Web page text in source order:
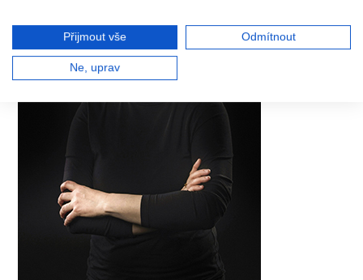
Přijmout vše Odmítnout
Ne, uprav